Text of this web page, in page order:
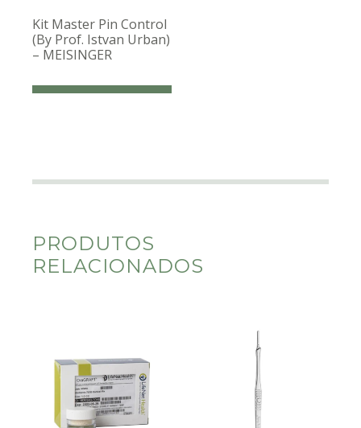
Kit Master Pin Control
(By Prof. Istvan Urban)
– MEISINGER
PRODUTOS
RELACIONADOS